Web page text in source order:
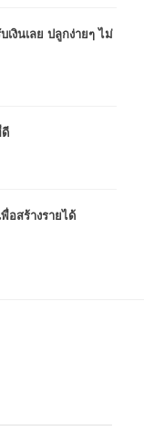
งินเลย ปลูกง่ายๆ ไม่
สร้างรายได้